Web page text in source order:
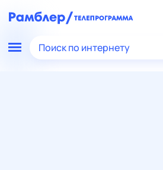
Поиск по интернету